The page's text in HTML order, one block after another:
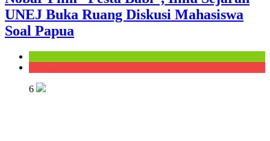
UNEJ Buka Ruang Diskusi Mahasiswa
Soal Papua
6